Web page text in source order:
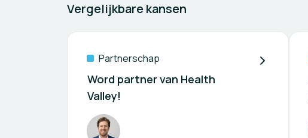
Vergelijkbare kansen
Partnerschap
Word partner van Health
Valley!